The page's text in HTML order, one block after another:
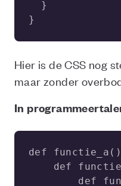
}
Hier is de CSS nog
maar zonder
In